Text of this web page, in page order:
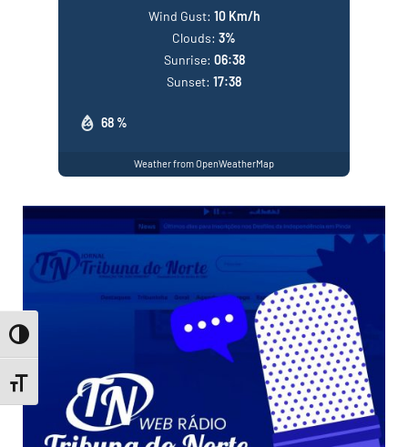
Toggle High Contrast
Toggle Font size
68 %
Wind Gust: 10 Km/h
Clouds: 3%
Sunrise: 06:38
Sunset: 17:38
Weather from OpenWeatherMap